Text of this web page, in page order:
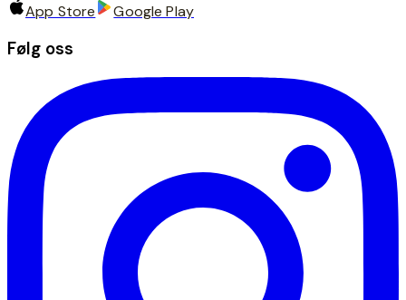
App Store Google Play
Følg oss